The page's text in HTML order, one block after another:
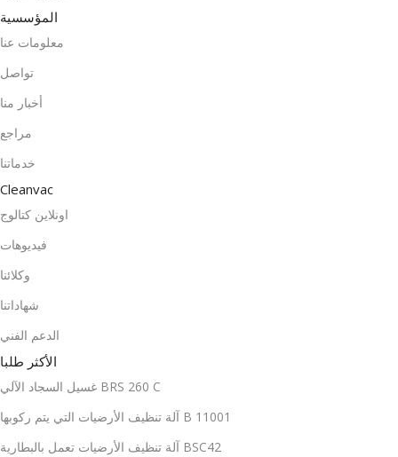
المؤسسية
معلومات عنا
تواصل
أخبار منا
مراجع
خدماتنا
Cleanvac
اونلاين كتالوج
فيديوهات
وكلائنا
شهاداتنا
الدعم الفني
الأكثر طلبا
غسيل السجاد الآلي BRS 260 C
آلة تنظيف الأرضيات التي يتم ركوبها B 11001
آلة تنظيف الأرضيات تعمل بالبطارية BSC42